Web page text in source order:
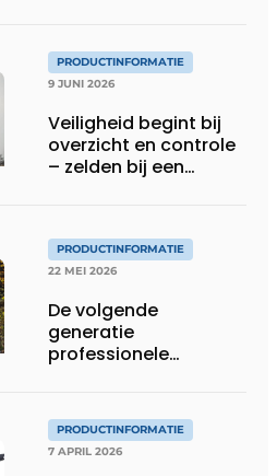
PRODUCTINFORMATIE
9 JUNI 2026
Veiligheid begint bij
overzicht en controle
– zelden bij een
PRODUCTINFORMATIE
22 MEI 2026
De volgende
generatie
professionele
PRODUCTINFORMATIE
7 APRIL 2026